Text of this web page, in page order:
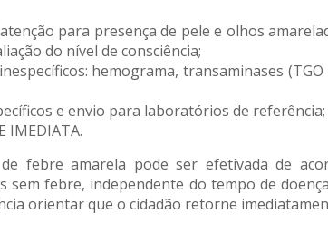
para presença de pele e olhos
do nível de consciência;
hemograma, transaminases
e envio para laboratórios de referência;
IMEDIATA.
febre amarela pode ser efetivada de
sem febre, independente do tempo de
orientar que o cidadão retorne